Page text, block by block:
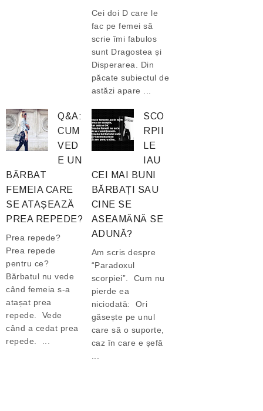
Cei doi D care le
fac pe femei să
scrie îmi fabulos
sunt Dragostea și
Disperarea. Din
păcate subiectul de
astăzi apare ...
Q&A:
CUM
VED
E UN
BĂRBAT
FEMEIA CARE
SE ATAȘEAZĂ
PREA REPEDE?
Prea repede?
Prea repede
pentru ce?
Bărbatul nu vede
când femeia s-a
atașat prea
repede. Vede
când a cedat prea
repede. ...
SCO
RPII
LE
IAU
CEI MAI BUNI
BĂRBAȚI SAU
CINE SE
ASEAMĂNĂ SE
ADUNĂ?
Am scris despre
“Paradoxul
scorpiei”. Cum nu
pierde ea
niciodată: Ori
găsește pe unul
care să o suporte,
caz în care e șefă